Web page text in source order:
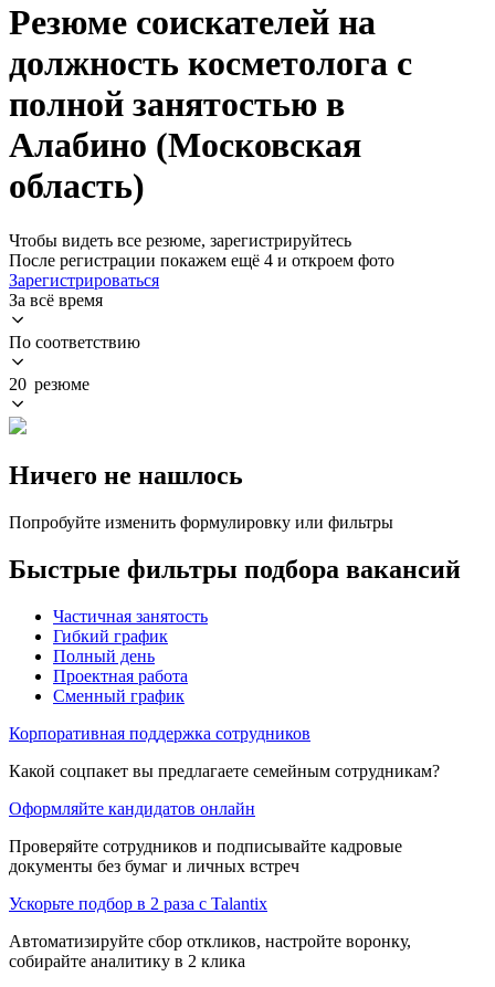
Резюме соискателей на
должность косметолога с
полной занятостью в
Алабино (Московская
область)
Чтобы видеть все резюме, зарегистрируйтесь
После регистрации покажем ещё 4 и откроем фото
Зарегистрироваться
За всё время
По соответствию
20 резюме
Ничего не нашлось
Попробуйте изменить формулировку или фильтры
Быстрые фильтры подбора вакансий
Частичная занятость
Гибкий график
Полный день
Проектная работа
Сменный график
Корпоративная поддержка сотрудников
Какой соцпакет вы предлагаете семейным сотрудникам?
Оформляйте кандидатов онлайн
Проверяйте сотрудников и подписывайте кадровые
документы без бумаг и личных встреч
Ускорьте подбор в 2 раза с Talantix
Автоматизируйте сбор откликов, настройте воронку,
собирайте аналитику в 2 клика